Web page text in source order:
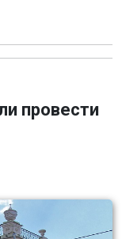
провести